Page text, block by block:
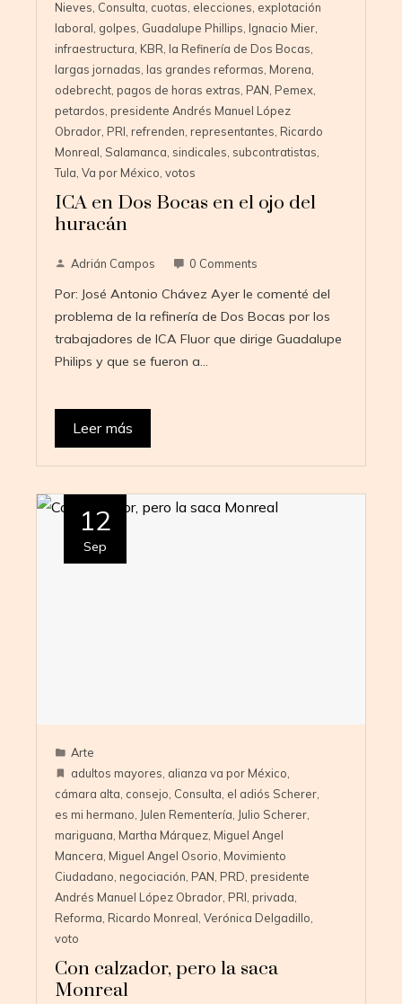
Nieves Consulta cuotas elecciones explotación
laboral golpes Guadalupe Phillips Ignacio Mier
infraestructura KBR la Refinería de Dos Bocas
largas jornadas las grandes reformas Morena
odebrecht pagos de horas extras PAN Pemex
petardos presidente Andrés Manuel López
Obrador PRI refrenden representantes Ricardo
Monreal Salamanca sindicales subcontratistas
Tula Va por México votos
ICA en Dos Bocas en el ojo del
huracán
Adrián Campos 0 Comments
Por: José Antonio Chávez Ayer le comenté del
problema de la refinería de Dos Bocas por los
trabajadores de ICA Fluor que dirige Guadalupe
Philips y que se fueron a…
Leer más
12
Sep
Arte
adultos mayores, alianza va por México,
cámara alta, consejo, Consulta, el adiós Scherer,
es mi hermano, Julen Rementería, Julio Scherer,
mariguana, Martha Márquez, Miguel Angel
Mancera, Miguel Angel Osorio, Movimiento
Ciudadano, negociación, PAN, PRD, presidente
Andrés Manuel López Obrador, PRI, privada,
Reforma, Ricardo Monreal, Verónica Delgadillo,
voto
Con calzador, pero la saca
Monreal